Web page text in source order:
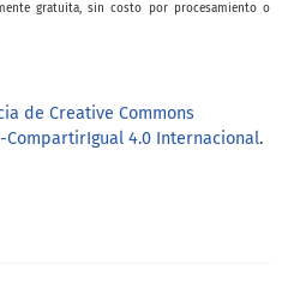
gratuita, sin costo por procesamiento o
de Creative Commons
CompartirIgual 4.0 Internacional.